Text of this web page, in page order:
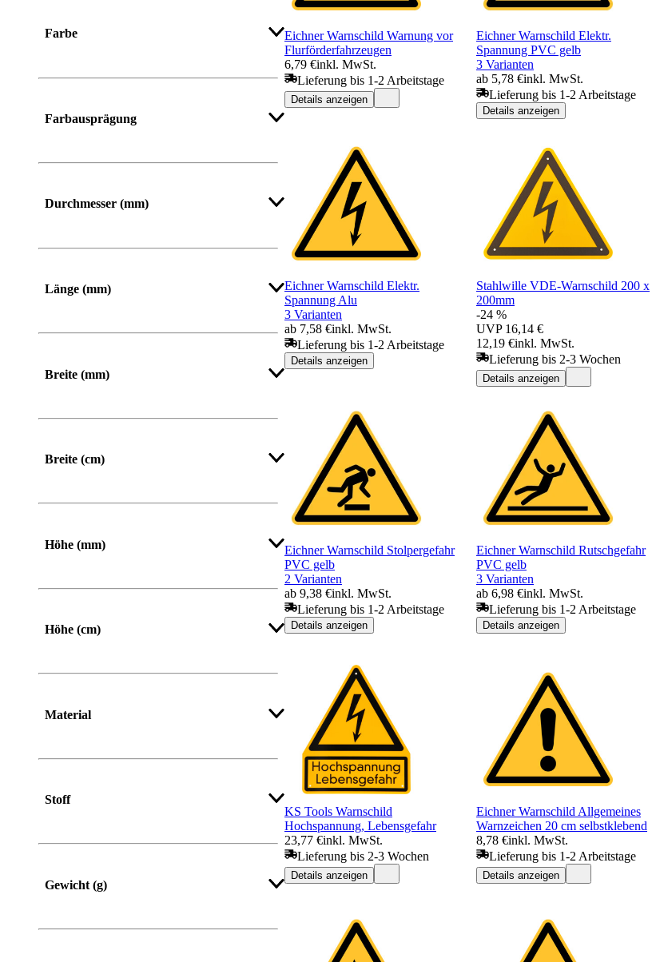
Farbe
Farbausprägung
Durchmesser (mm)
Länge (mm)
Von Bis
Breite (mm)
Von Bis
Breite (cm)
Höhe (mm)
Von Bis
Höhe (cm)
Material
Stoff
Gewicht (g)
Eichner Warnschild Warnung vor
Flurförderfahrzeugen
6,79 €inkl. MwSt.
Lieferung bis 1-2 Arbeitstage
Details anzeigen
Eichner Warnschild Elektr.
Spannung PVC gelb
3 Varianten
ab 5,78 €inkl. MwSt.
Lieferung bis 1-2 Arbeitstage
Details anzeigen
Eichner Warnschild Elektr.
Spannung Alu
3 Varianten
ab 7,58 €inkl. MwSt.
Lieferung bis 1-2 Arbeitstage
Details anzeigen
Stahlwille VDE-Warnschild 200 x
200mm
-24 %
UVP 16,14 €
12,19 €inkl. MwSt.
Lieferung bis 2-3 Wochen
Details anzeigen
Eichner Warnschild Stolpergefahr
PVC gelb
2 Varianten
ab 9,38 €inkl. MwSt.
Lieferung bis 1-2 Arbeitstage
Details anzeigen
Eichner Warnschild Rutschgefahr
PVC gelb
3 Varianten
ab 6,98 €inkl. MwSt.
Lieferung bis 1-2 Arbeitstage
Details anzeigen
KS Tools Warnschild
Hochspannung, Lebensgefahr
23,77 €inkl. MwSt.
Lieferung bis 2-3 Wochen
Details anzeigen
Eichner Warnschild Allgemeines
Warnzeichen 20 cm selbstklebend
8,78 €inkl. MwSt.
Lieferung bis 1-2 Arbeitstage
Details anzeigen